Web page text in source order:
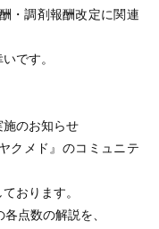
・調剤報酬改定に関連
です。
のお知らせ
クメド』のコミュニテ
おります。
点数の解説を、